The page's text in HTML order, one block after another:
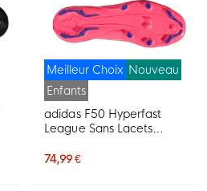
Meilleur Choix Nouveau
Enfants
adidas F50 Hyperfast
League Sans Lacets
Chaussures de Foot (FG)
74,99 €